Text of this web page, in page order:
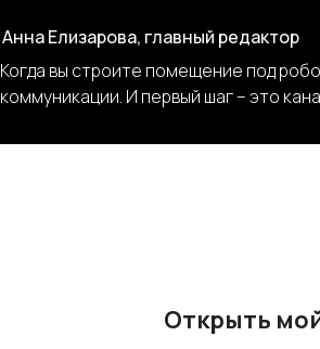
Анна Елизарова, главный редактор
Когда вы строите помещение под
коммуникации. И первый шаг – это
Открыть